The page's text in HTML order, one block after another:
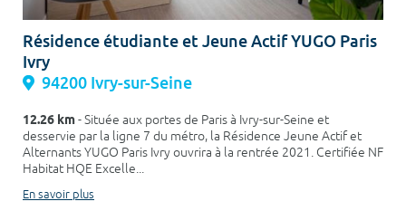
Résidence étudiante et Jeune Actif YUGO Paris
Ivry
94200 Ivry-sur-Seine
12.26 km- Située aux portes de Paris à Ivry-sur-Seine et
desservie par la ligne 7 du métro, la Résidence Jeune Actif et
Alternants YUGO Paris Ivry ouvrira à la rentrée 2021. Certifiée NF
Habitat HQE Excelle...
En savoir plus